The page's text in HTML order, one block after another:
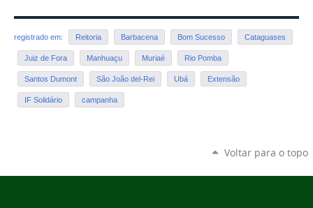
registrado em: Reitoria Barbacena Bom Sucesso Cataguases
Juiz de Fora Manhuaçu Muriaé Rio Pomba
Santos Dumont São João del-Rei Ubá Extensão
IF Solidário campanha
Voltar para o topo